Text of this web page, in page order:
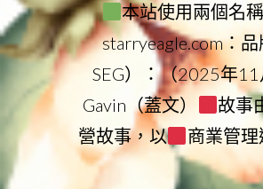
本站使用兩個名稱
starryeagle.com：
SEG）：（2025年11
Gavin（蓋文）
故事
營故事，以
商業管